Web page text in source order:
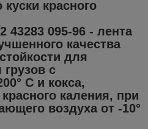
красного
43283 095-96 - лента
качества
для
с
С и кокса,
каления, при
воздуха от -10°